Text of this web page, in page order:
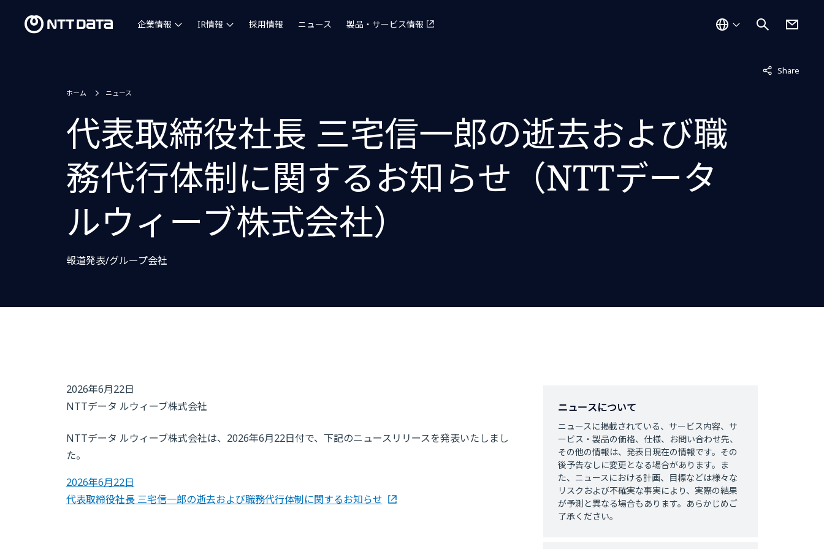
企業情報 IR情報 採用情報 ニュース 製品・サービス情報
Share
非表示中
ホーム ニュース
代表取締役社長 三宅信一郎の逝去および職
務代行体制に関するお知らせ（NTTデータ
ルウィーブ株式会社）
報道発表/グループ会社
2026年6月22日
NTTデータ ルウィーブ株式会社
NTTデータ ルウィーブ株式会社は、2026年6月22日付で、下記のニュースリリースを発表いたしまし
た。
2026年6月22日
代表取締役社長 三宅信一郎の逝去および職務代行体制に関するお知らせ
ニュースについて
ニュースに掲載されている、サービス内容、サ
ービス・製品の価格、仕様、お問い合わせ先、
その他の情報は、発表日現在の情報です。その
後予告なしに変更となる場合があります。ま
た、ニュースにおける計画、目標などは様々な
リスクおよび不確実な事実により、実際の結果
が予測と異なる場合もあります。あらかじめご
了承ください。